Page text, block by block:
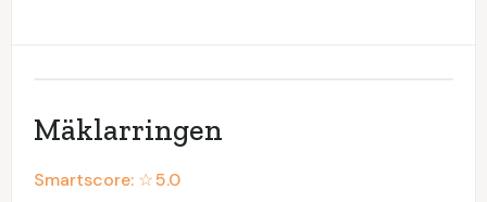
Mäklarringen
Smartscore: ☆5.0